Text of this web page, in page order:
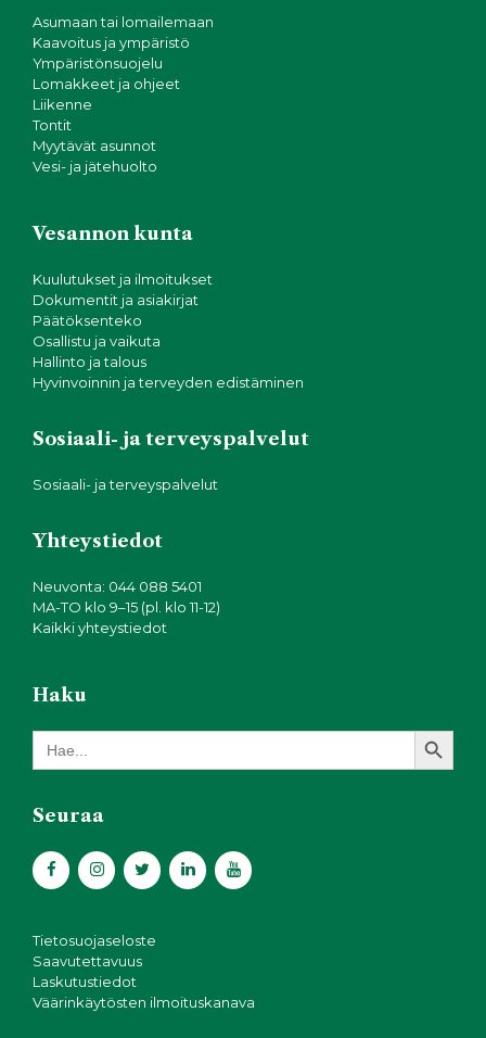
Asumaan tai lomailemaan
Kaavoitus ja ympäristö
Ympäristönsuojelu
Lomakkeet ja ohjeet
Liikenne
Tontit
Myytävät asunnot
Vesi- ja jätehuolto
Vesannon kunta
Kuulutukset ja ilmoitukset
Dokumentit ja asiakirjat
Päätöksenteko
Osallistu ja vaikuta
Hallinto ja talous
Hyvinvoinnin ja terveyden edistäminen
Sosiaali- ja terveyspalvelut
Sosiaali- ja terveyspalvelut
Yhteystiedot
Neuvonta: 044 088 5401
MA-TO klo 9–15 (pl. klo 11-12)
Kaikki yhteystiedot
Haku
Search
for:
Search Button
Seuraa
Tietosuojaseloste
Saavutettavuus
Laskutustiedot
Väärinkäytösten ilmoituskanava